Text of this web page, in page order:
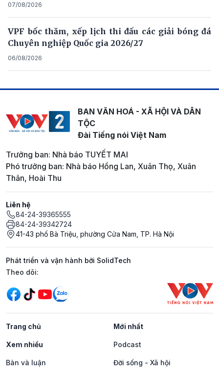
07/08/2026
VPF bốc thăm, xếp lịch thi đấu các giải bóng đá
Chuyên nghiệp Quốc gia 2026/27
06/08/2026
BAN VĂN HOÁ - XÃ HỘI VÀ DÂN
TỘC
Đài Tiếng nói Việt Nam
Trưởng ban: Nhà báo TUYẾT MAI
Phó trưởng ban: Nhà báo Hồng Lan, Xuân Thọ, Xuân
Thân, Hoài Thu
Liên hệ
84-24-39365555
84-24-39342724
41-43 phố Bà Triệu, phường Cửa Nam, TP. Hà Nội
Phát triển và vận hành bởi SolidTech
Mạng xã hội
Theo dõi:
Trang chủ Mới nhất
Xem nhiều Podcast
Bàn và luận Đời sống - Xã hội